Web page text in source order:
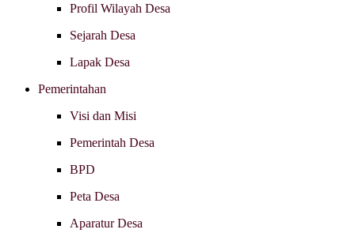
Profil Wilayah Desa
Sejarah Desa
Lapak Desa
Pemerintahan
Visi dan Misi
Pemerintah Desa
BPD
Peta Desa
Aparatur Desa